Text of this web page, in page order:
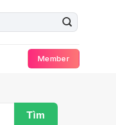
Member
Tìm